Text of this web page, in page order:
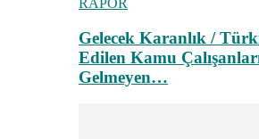
RAPOR
Gelecek Karanlık /
Edilen Kamu
Gelmeyen…